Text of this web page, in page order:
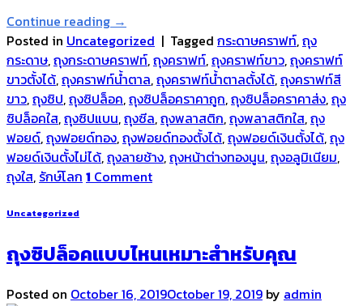
Continue reading →
Posted in Uncategorized | Tagged กระดาษคราฟท์,ถุง
กระดาษ,ถุงกระดาษคราฟท์,ถุงคราฟท์,ถุงคราฟท์ขาว,ถุงคราฟท์
ขาวตั้งได้,ถุงคราฟท์น้ำตาล,ถุงคราฟท์น้ำตาลตั้งได้,ถุงคราฟท์สี
ขาว,ถุงซิป,ถุงซิปล็อค,ถุงซิปล็อคราคาถูก,ถุงซิปล็อคราคาส่ง,ถุง
ซิปล็อคใส,ถุงซิปแบน,ถุงซีล,ถุงพลาสติก,ถุงพลาสติกใส,ถุง
ฟอยด์,ถุงฟอยด์ทอง,ถุงฟอยด์ทองตั้งได้,ถุงฟอยด์เงินตั้งได้,ถุง
ฟอยด์เงินตั้งไม่ได้,ถุงลายช้าง,ถุงหน้าต่างทองนูน,ถุงอลูมิเนียม,
ถุงใส, รักษ์โลก 1 Comment
Uncategorized
ถุงซิปล็อคแบบไหนเหมาะสำหรับคุณ
Posted on October 16, 2019October 19, 2019 by admin